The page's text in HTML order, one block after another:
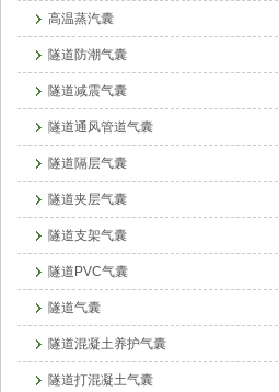
高温蒸汽囊
隧道防潮气囊
隧道减震气囊
隧道通风管道气囊
隧道隔层气囊
隧道夹层气囊
隧道支架气囊
隧道PVC气囊
隧道气囊
隧道混凝土养护气囊
隧道打混凝土气囊